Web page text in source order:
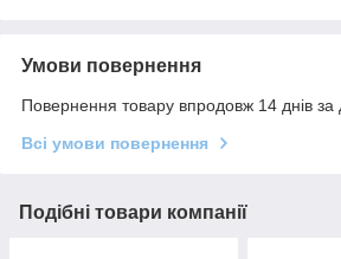
Умови повернення
Повернення товару впродовж 14 днів за
Всі умови повернення
Подібні товари компанії